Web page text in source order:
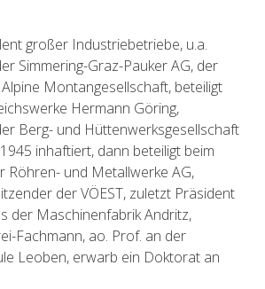
großer Industriebetriebe, u.a.
Simmering-Graz-Pauker AG, der
Montangesellschaft, beteiligt
Hermann Göring,
Berg- und Hüttenwerksgesellschaft
inhaftiert, dann beteiligt beim
Röhren- und Metallwerke AG,
der VÖEST, zuletzt Präsident
der Maschinenfabrik Andritz,
Fachmann, ao. Prof. an der
Leoben, erwarb ein Doktorat an